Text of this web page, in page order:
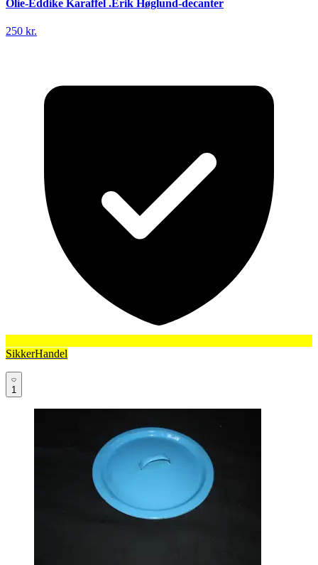
Olie-Eddike Karaffel .Erik Høglund-decanter
250 kr.
SikkerHandel
1